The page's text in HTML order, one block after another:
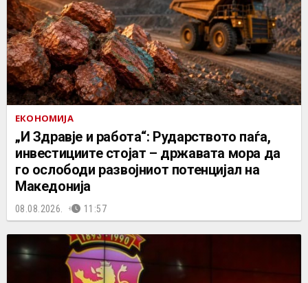
ЕКОНОМИЈА
„И Здравје и работа“: Рударството паѓа,
инвестициите стојат – државата мора да
го ослободи развојниот потенцијал на
Македонија
08.08.2026. 11:57